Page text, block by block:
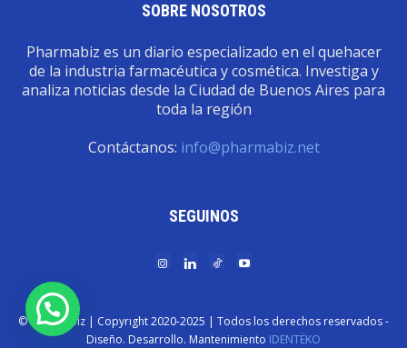
SOBRE NOSOTROS
Pharmabiz es un diario especializado en el quehacer
de la industria farmacéutica y cosmética. Investiga y
analiza noticias desde la Ciudad de Buenos Aires para
toda la región
Contáctanos: info@pharmabiz.net
SEGUINOS
© Pharmabiz | Copyrıght 2020-2025 | Todos los derechos reservados -
Diseño. Desarrollo. Mantenimiento IDENTËKO